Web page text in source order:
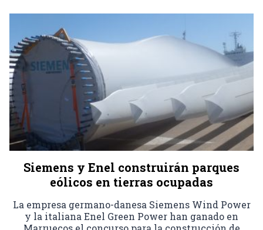
Siemens y Enel construirán parques
eólicos en tierras ocupadas
La empresa germano-danesa Siemens Wind Power
y la italiana Enel Green Power han ganado en